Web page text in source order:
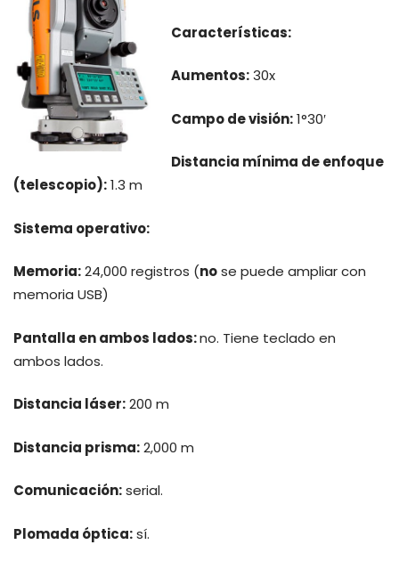
Características:
Aumentos:30x
Campo de visión:1°30′
Distancia mínima de enfoque
(telescopio):1.3 m
Sistema operativo:
Memoria:24,000 registros (nose puede ampliar con
memoria USB)
Pantalla en ambos lados:no. Tiene teclado en
ambos lados.
Distancia láser:200 m
Distancia prisma:2,000 m
Comunicación:serial.
Plomada óptica:sí.